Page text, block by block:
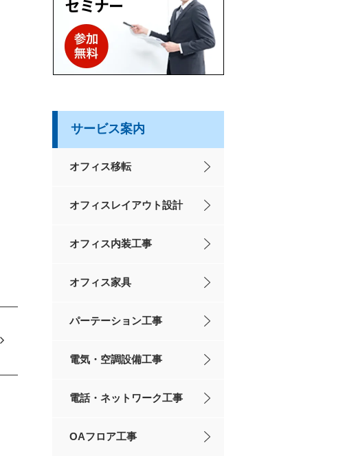
サービス案内
オフィス移転
オフィスレイアウト設計
オフィス内装工事
オフィス家具
パーテーション工事
電気・空調設備工事
電話・ネットワーク工事
OAフロア工事